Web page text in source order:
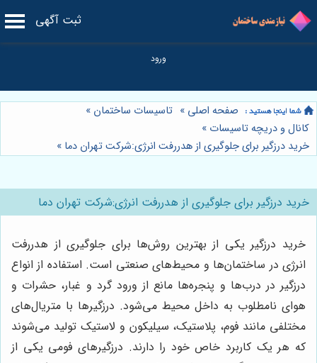
ثبت آگهی
صفحه اصلی » تاسیسات ساختمان »
کانال و دریچه تاسیسات »
خرید درزگیر برای جلوگیری از هدررفت انرژی:شرکت تهران دما »
خرید درزگیر برای جلوگیری از هدررفت انرژی:شرکت تهران دما
خرید درزگیر یکی از بهترین روش‌ها برای جلوگیری از هدررفت
انرژی در ساختمان‌ها و محیط‌های صنعتی است. استفاده از انواع
درزگیر در درب‌ها و پنجره‌ها مانع از ورود گرد و غبار، حشرات و
هوای نامطلوب به داخل محیط می‌شود. درزگیرها با متریال‌های
مختلفی مانند فوم، پلاستیک، سیلیکون و لاستیک تولید می‌شوند
که هر یک کاربرد خاص خود را دارند. درزگیرهای فومی یکی از